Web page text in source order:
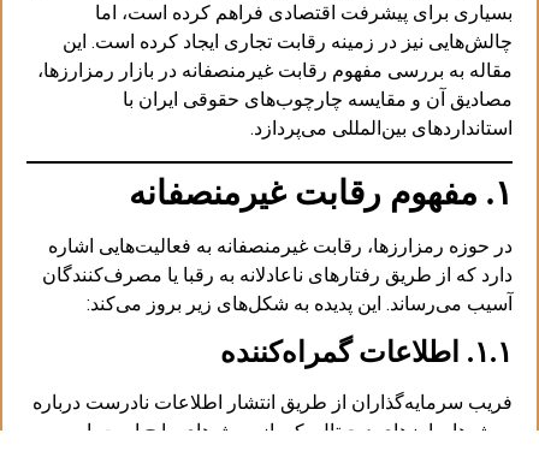
بسیاری برای پیشرفت اقتصادی فراهم کرده است، اما
چالش‌هایی نیز در زمینه رقابت تجاری ایجاد کرده است. این
مقاله به بررسی مفهوم رقابت غیرمنصفانه در بازار رمزارزها،
مصادیق آن و مقایسه چارچوب‌های حقوقی ایران با
استانداردهای بین‌المللی می‌پردازد.
۱. مفهوم رقابت غیرمنصفانه
در حوزه رمزارزها، رقابت غیرمنصفانه به فعالیت‌هایی اشاره
دارد که از طریق رفتارهای ناعادلانه به رقبا یا مصرف‌کنندگان
آسیب می‌رساند. این پدیده به شکل‌های زیر بروز می‌کند:
۱.۱. اطلاعات گمراه‌کننده
فریب سرمایه‌گذاران از طریق انتشار اطلاعات نادرست درباره
پروژه‌ها و ارزهای دیجیتال یکی از روش‌های رایج است. این